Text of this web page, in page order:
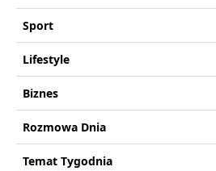
Sport
Lifestyle
Biznes
Rozmowa Dnia
Temat Tygodnia